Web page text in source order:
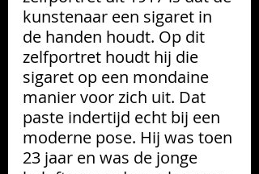
kunstenaar een sigaret in
de handen houdt. Op dit
zelfportret houdt hij die
sigaret op een mondaine
manier voor zich uit. Dat
paste indertijd echt bij een
moderne pose. Hij was toen
23 jaar en was de jonge